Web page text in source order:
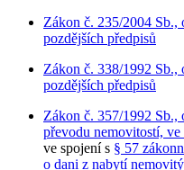
Zákon č. 235/2004 Sb.,
pozdějších předpisů
Zákon č. 338/1992 Sb.,
pozdějších předpisů
Zákon č. 357/1992 Sb.,
převodu nemovitostí,
ve spojení s § 57
o dani z nabytí